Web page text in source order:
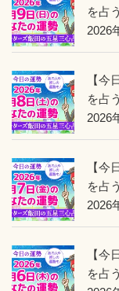
を占
2026
【今
を占
2026
【今
を占
2026
【今
を占